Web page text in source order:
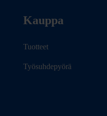
Kauppa
Tuotteet
Työsuhdepyörä